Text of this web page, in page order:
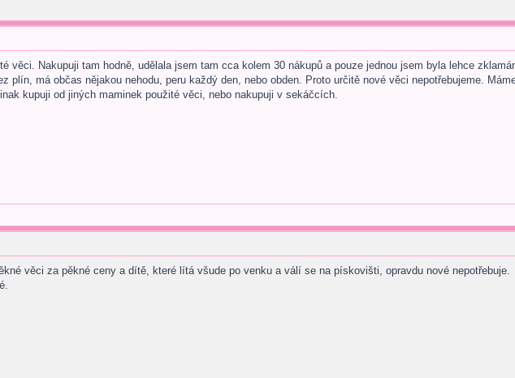
věci. Nakupuji tam hodně, udělala jsem tam cca kolem 30 nákupů a pouze jednou jsem byla lehce
plín, má občas nějakou nehodu, peru každý den, nebo obden. Proto určitě nové věci nepotřebujeme.
kupuji od jiných maminek použité věci, nebo nakupuji v sekáčcích.
věci za pěkné ceny a dítě, které lítá všude po venku a válí se na pískovišti, opravdu nové nepotřebuje.